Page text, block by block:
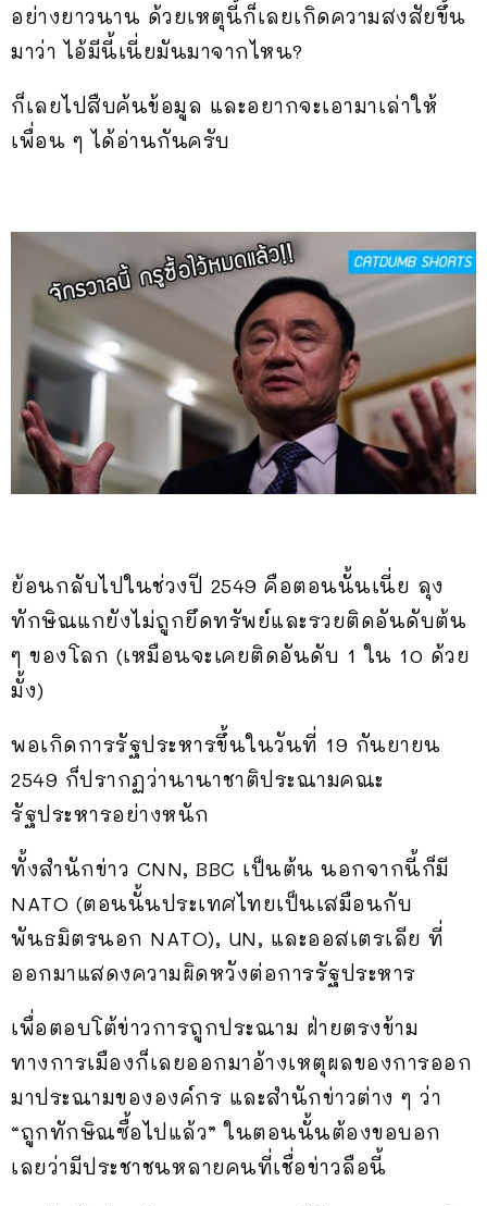
อย่างยาวนาน ด้วยเหตุนี้ก็เลยเกิดความสงสัยขึ้น
มาว่า ไอ้มีนี้เนี่ยมันมาจากไหน?
ก็เลยไปสืบค้นข้อมูล และอยากจะเอามาเล่าให้
เพื่อน ๆ ได้อ่านกันครับ
ย้อนกลับไปในช่วงปี 2549 คือตอนนั้นเนี่ย ลุง
ทักษิณแกยังไม่ถูกยึดทรัพย์และรวยติดอันดับต้น
ๆ ของโลก (เหมือนจะเคยติดอันดับ 1 ใน 10 ด้วย
มั้ง)
พอเกิดการรัฐประหารขึ้นในวันที่ 19 กันยายน
2549 ก็ปรากฏว่านานาชาติประณามคณะ
รัฐประหารอย่างหนัก
ทั้งสำนักข่าว CNN, BBC เป็นต้น นอกจากนี้ก็มี
NATO (ตอนนั้นประเทศไทยเป็นเสมือนกับ
พันธมิตรนอก NATO), UN, และออสเตรเลีย ที่
ออกมาแสดงความผิดหวังต่อการรัฐประหาร
เพื่อตอบโต้ข่าวการถูกประณาม ฝ่ายตรงข้าม
ทางการเมืองก็เลยออกมาอ้างเหตุผลของการออก
มาประณามขององค์กร และสำนักข่าวต่าง ๆ ว่า
“ถูกทักษิณซื้อไปแล้ว” ในตอนนั้นต้องขอบอก
เลยว่ามีประชาชนหลายคนที่เชื่อข่าวลือนี้